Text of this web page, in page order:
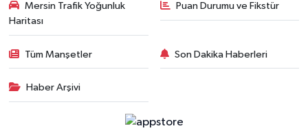
Mersin Trafik Yoğunluk
Haritası
Puan Durumu ve Fikstür
Tüm Manşetler Son Dakika Haberleri
Haber Arşivi